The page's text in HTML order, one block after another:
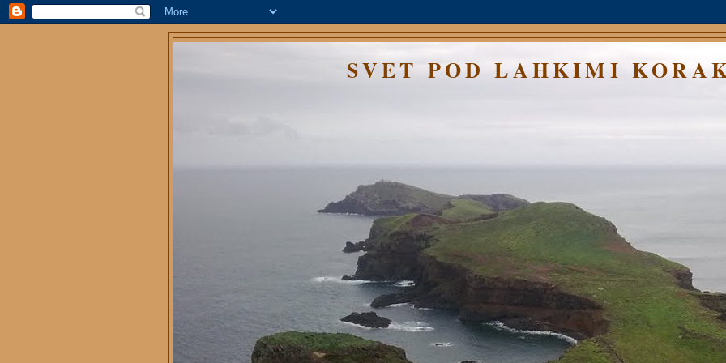
SVET POD LAHKIMI